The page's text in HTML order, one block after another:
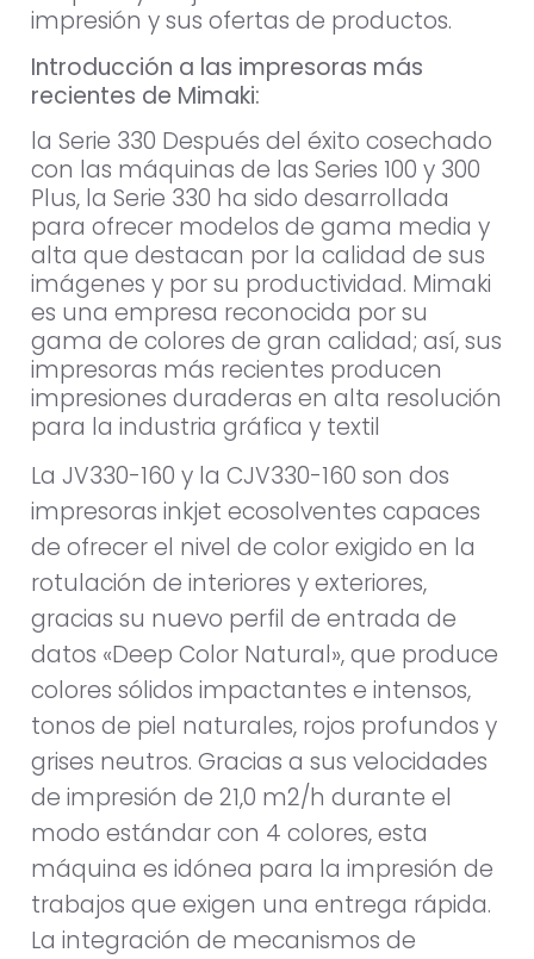
impresión y sus ofertas de productos.
Introducción a las impresoras más
recientes de Mimaki:
la Serie 330 Después del éxito cosechado
con las máquinas de las Series 100 y 300
Plus, la Serie 330 ha sido desarrollada
para ofrecer modelos de gama media y
alta que destacan por la calidad de sus
imágenes y por su productividad. Mimaki
es una empresa reconocida por su
gama de colores de gran calidad; así, sus
impresoras más recientes producen
impresiones duraderas en alta resolución
para la industria gráfica y textil
La JV330-160 y la CJV330-160 son dos
impresoras inkjet ecosolventes capaces
de ofrecer el nivel de color exigido en la
rotulación de interiores y exteriores,
gracias su nuevo perfil de entrada de
datos «Deep Color Natural», que produce
colores sólidos impactantes e intensos,
tonos de piel naturales, rojos profundos y
grises neutros. Gracias a sus velocidades
de impresión de 21,0 m2/h durante el
modo estándar con 4 colores, esta
máquina es idónea para la impresión de
trabajos que exigen una entrega rápida.
La integración de mecanismos de